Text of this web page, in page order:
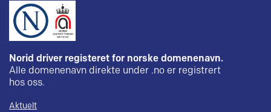
Norid driver registeret for norske domenenavn.
Alle domenenavn direkte under .no er registrert
hos oss.
Aktuelt